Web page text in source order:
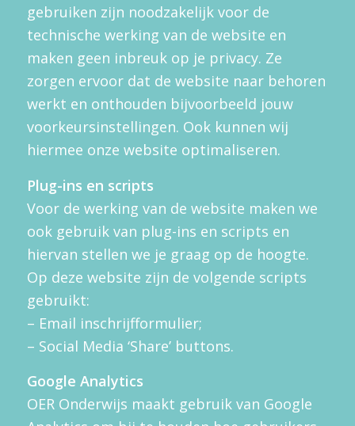
gebruiken zijn noodzakelijk voor de
technische werking van de website en
maken geen inbreuk op je privacy. Ze
zorgen ervoor dat de website naar behoren
werkt en onthouden bijvoorbeeld jouw
voorkeursinstellingen. Ook kunnen wij
hiermee onze website optimaliseren.
Plug-ins en scripts
Voor de werking van de website maken we
ook gebruik van plug-ins en scripts en
hiervan stellen we je graag op de hoogte.
Op deze website zijn de volgende scripts
gebruikt:
– Email inschrijfformulier;
– Social Media ‘Share’ buttons.
Google Analytics
OER Onderwijs maakt gebruik van Google